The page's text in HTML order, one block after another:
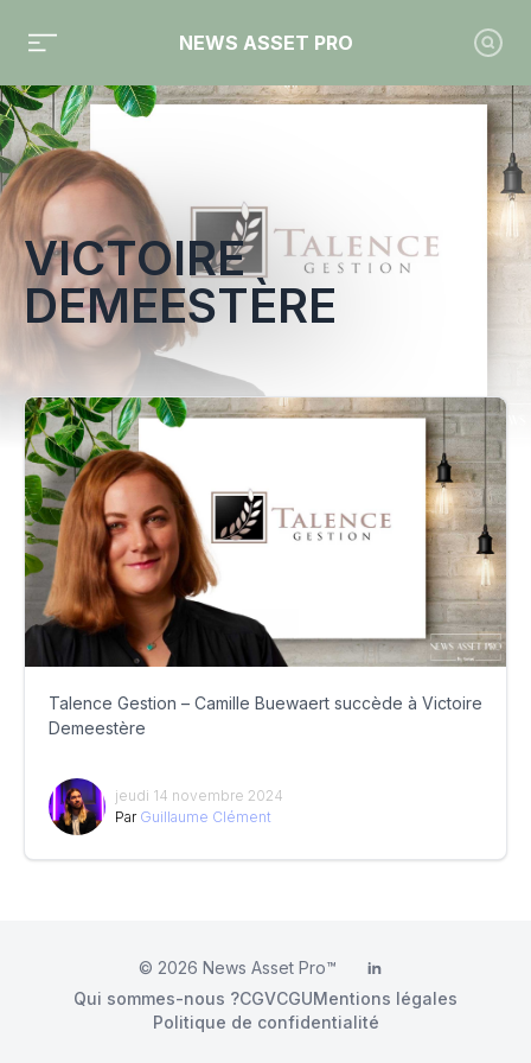
NEWS ASSET PRO
Toute l'actualité sur le tag "Victoire Demeestère"
VICTOIRE
DEMEESTÈRE
Talence Gestion – Camille Buewaert succède à Victoire
Demeestère
jeudi 14 novembre 2024
Par Guillaume Clément
© 2026 News Asset Pro™ LinkedIn
Qui sommes-nous ?CGVCGUMentions légales
Politique de confidentialité